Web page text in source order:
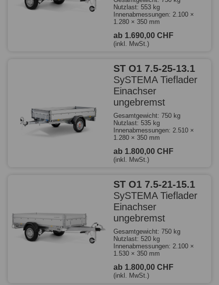
Nutzlast: 553 kg
Innenabmessungen: 2.100 ×
1.280 × 350 mm
ab 1.690,00 CHF
(inkl. MwSt.)
ST O1 7.5-25-13.1
SySTEMA Tieflader
Einachser
ungebremst
Gesamtgewicht: 750 kg
Nutzlast: 535 kg
Innenabmessungen: 2.510 ×
1.280 × 350 mm
ab 1.800,00 CHF
(inkl. MwSt.)
ST O1 7.5-21-15.1
SySTEMA Tieflader
Einachser
ungebremst
Gesamtgewicht: 750 kg
Nutzlast: 520 kg
Innenabmessungen: 2.100 ×
1.530 × 350 mm
ab 1.800,00 CHF
(inkl. MwSt.)